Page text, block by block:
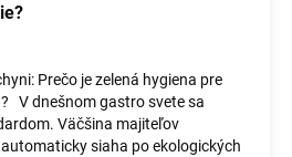
Prečo je zelená hygiena pre
V dnešnom gastro svete sa
Väčšina majiteľov
siaha po ekologických